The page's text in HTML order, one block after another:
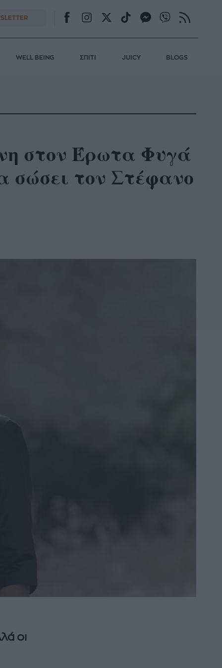
WELL BEING ΣΠΙΤΙ JUICY BLOGS
στον Έρωτα Φυγά
σώσει τον Στέφανο
οι